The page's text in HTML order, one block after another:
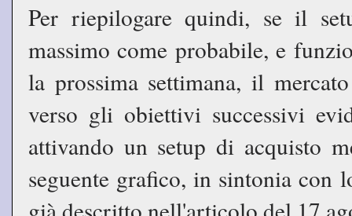
Per riepilogare quindi, se il
massimo come probabile, e
la prossima settimana, il
verso gli obiettivi successivi
attivando un setup di acquisto
seguente grafico, in sintonia con
già descritto nell'articolo del 17